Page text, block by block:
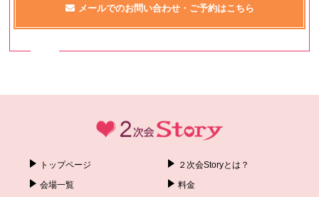
メールでのお問い合わせ・ご予約はこちら
トップページ ２次会Storyとは？
会場一覧 料金